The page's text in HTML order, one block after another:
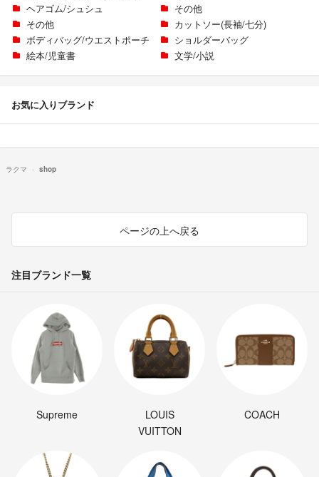
ヘアゴム/シュシュ
その他
その他
カットソー(長袖/七分)
ボディバッグ/ウエストポーチ
ショルダーバッグ
絵本/児童書
文学/小説
お気に入りブランド
ラクマ shop
ページの上へ戻る
注目ブランド一覧
Supreme
LOUIS
VUITTON
COACH